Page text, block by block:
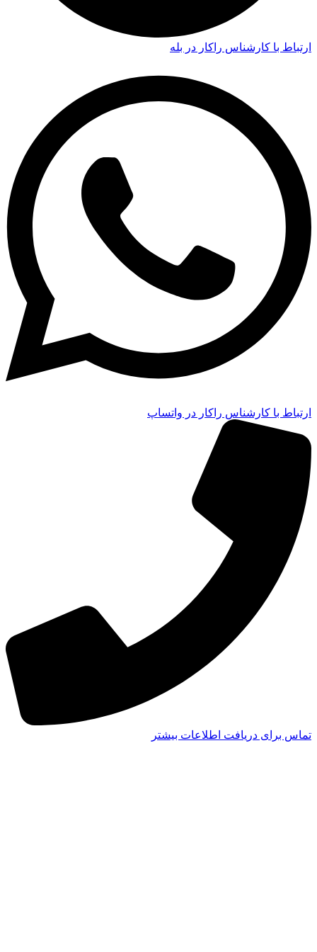
ارتباط با کارشناس راکار در بله
ارتباط با کارشناس راکار در واتساپ
تماس برای دریافت اطلاعات بیشتر